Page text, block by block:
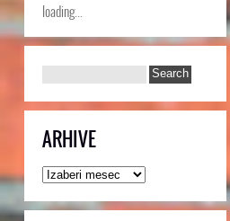
loading...
ARHIVE
Arhive